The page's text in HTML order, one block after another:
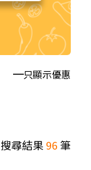
只顯示優惠
搜尋結果96筆